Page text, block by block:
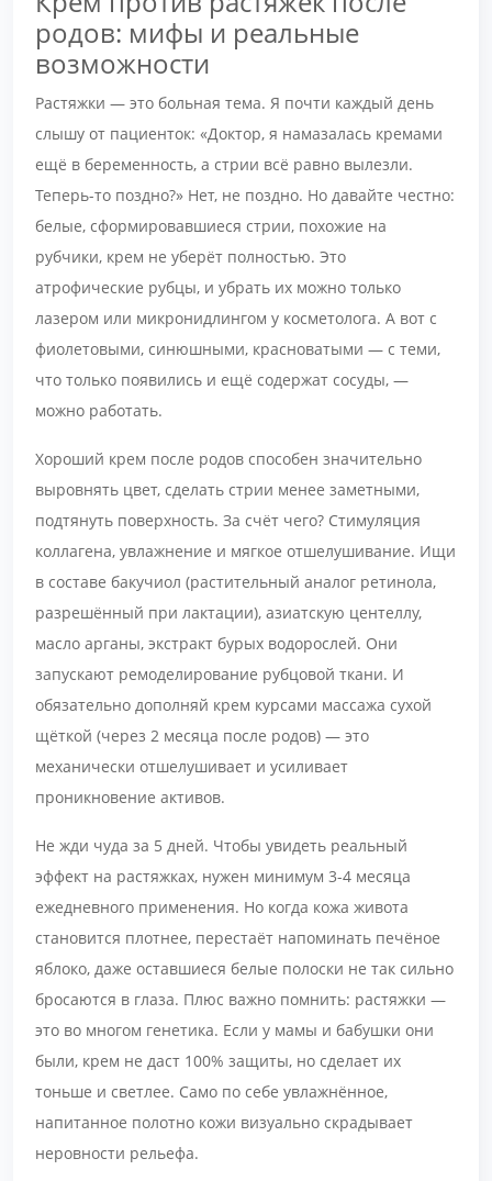
родов: мифы и реальные
возможности
Растяжки — это больная тема. Я почти каждый день
слышу от пациенток: «Доктор, я намазалась кремами
ещё в беременность, а стрии всё равно вылезли.
Теперь-то поздно?» Нет, не поздно. Но давайте честно:
белые, сформировавшиеся стрии, похожие на
рубчики, крем не уберёт полностью. Это
атрофические рубцы, и убрать их можно только
лазером или микронидлингом у косметолога. А вот с
фиолетовыми, синюшными, красноватыми — с теми,
что только появились и ещё содержат сосуды, —
можно работать.
Хороший крем после родов способен значительно
выровнять цвет, сделать стрии менее заметными,
подтянуть поверхность. За счёт чего? Стимуляция
коллагена, увлажнение и мягкое отшелушивание. Ищи
в составе бакучиол (растительный аналог ретинола,
разрешённый при лактации), азиатскую центеллу,
масло арганы, экстракт бурых водорослей. Они
запускают ремоделирование рубцовой ткани. И
обязательно дополняй крем курсами массажа сухой
щёткой (через 2 месяца после родов) — это
механически отшелушивает и усиливает
проникновение активов.
Не жди чуда за 5 дней. Чтобы увидеть реальный
эффект на растяжках, нужен минимум 3-4 месяца
ежедневного применения. Но когда кожа живота
становится плотнее, перестаёт напоминать печёное
яблоко, даже оставшиеся белые полоски не так сильно
бросаются в глаза. Плюс важно помнить: растяжки —
это во многом генетика. Если у мамы и бабушки они
были, крем не даст 100% защиты, но сделает их
тоньше и светлее. Само по себе увлажнённое,
напитанное полотно кожи визуально скрадывает
неровности рельефа.